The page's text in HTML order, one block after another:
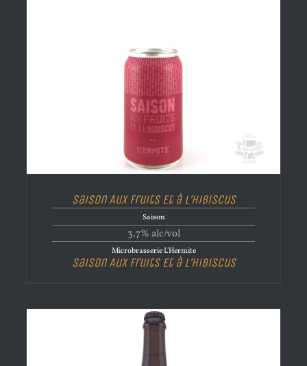
Saison Aux Fruits Et à L’Hibiscus
Saison
3.7% alc/vol
Microbrasserie L'Hermite
Saison Aux Fruits Et à L’Hibiscus